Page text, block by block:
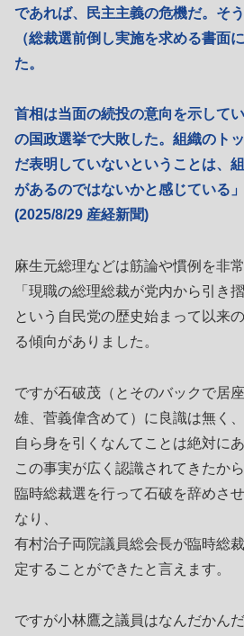
であれば、民主主義の危機だ。そ
（総裁選前倒し実施を求める書面
た。
首相は当面の続投の意向を示して
の国政選挙で大敗した。組織のト
だ表明していないということは、
があるのではないかと感じている」
(2025/8/29 産経新聞)
麻生元総理などは筋論や慣例を非
「現職の総理総裁が党内から引き
という自民党の歴史始まって以来
る傾向がありました。
ですが石破茂（とそのバックで居
雄、菅義偉含めて）に良識は無く、
自ら身を引くなんてことは絶対にあ
この事実が広く認識されてきたから
臨時総裁選を行って石破を辞めさ
なり、
有村治子両院議員総会長が臨時総
定することができたと言えます。
ですが小林鷹之議員はなんだかん